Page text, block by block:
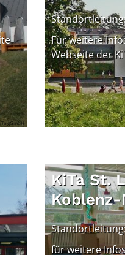
gGmbH
Für weitere
Webseite der
KiTa St.
für weitere